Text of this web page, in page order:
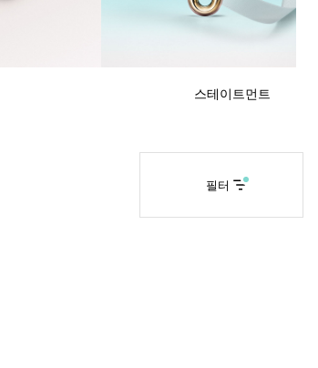
스테이트먼트
필터